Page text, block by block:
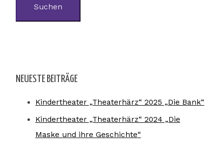
NEUESTE BEITRÄGE
Kindertheater „Theaterhärz“ 2025 „Die Bank“
Kindertheater „Theaterhärz“ 2024 „Die
Maske und ihre Geschichte“